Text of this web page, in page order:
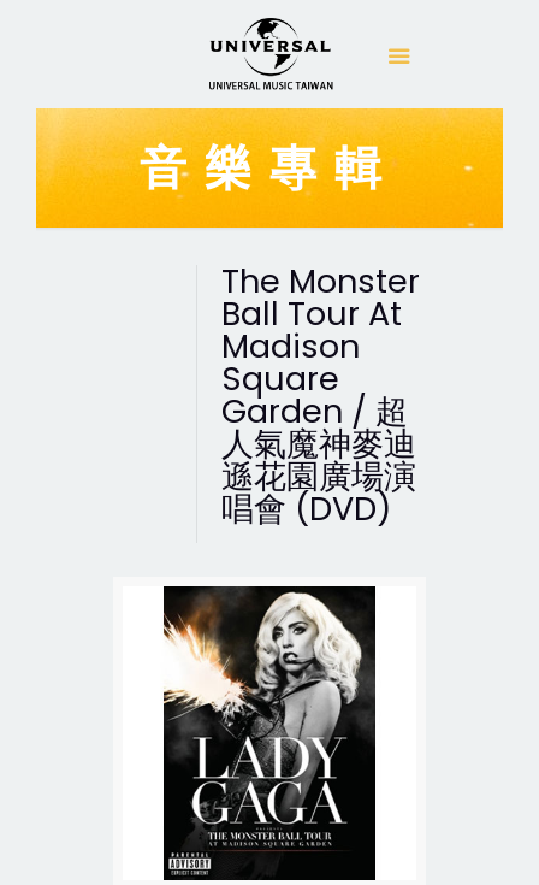
音樂專輯
The Monster
Ball Tour At
Madison
Square
Garden / 超
人氣魔神麥迪
遜花園廣場演
唱會 (DVD)